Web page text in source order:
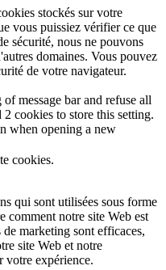
stockés sur votre
vous puissiez vérifier ce que
sécurité, nous ne pouvons
domaines. Vous pouvez
de votre navigateur.
message bar and refuse all
cookies to store this setting.
when opening a new
cookies.
qui sont utilisées sous forme
comment notre site Web est
marketing sont efficaces,
site Web et notre
votre expérience.